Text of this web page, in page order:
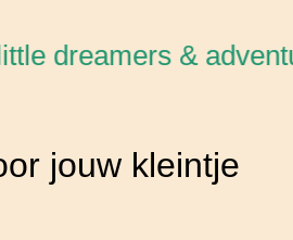
dreamers &
jouw kleintje